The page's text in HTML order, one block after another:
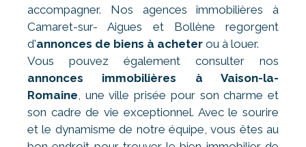
accompagner. Nos agences immobilières à
Camaret-sur- Aigues et Bollène regorgent
d'annonces de biens à acheter ou à louer.
Vous pouvez également consulter nos
annonces immobilières à Vaison-la-
Romaine, une ville prisée pour son charme et
son cadre de vie exceptionnel. Avec le sourire
et le dynamisme de notre équipe, vous êtes au